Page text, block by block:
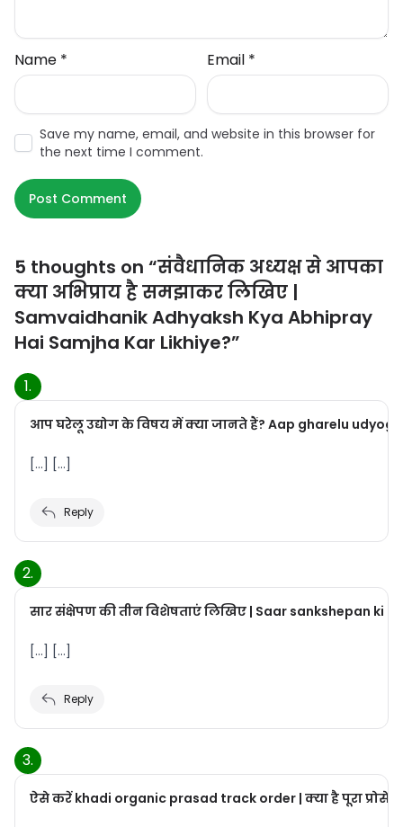
Name * Email *
Save my name, email, and website in this browser for
the next time I comment.
5 thoughts on “संवैधानिक अध्यक्ष से आपका
क्या अभिप्राय है समझाकर लिखिए |
Samvaidhanik Adhyaksh Kya Abhipray
Hai Samjha Kar Likhiye?”
आप घरेलू उद्योग के विषय में क्या जानते हैं? Aap gharelu udyog
[…] […]
Reply
सार संक्षेपण की तीन विशेषताएं लिखिए | Saar sankshepan ki
[…] […]
Reply
ऐसे करें khadi organic prasad track order | क्या है पूरा